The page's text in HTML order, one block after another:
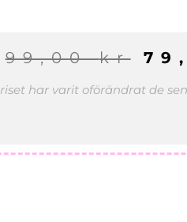
99,00kr
har varit oförändrat de